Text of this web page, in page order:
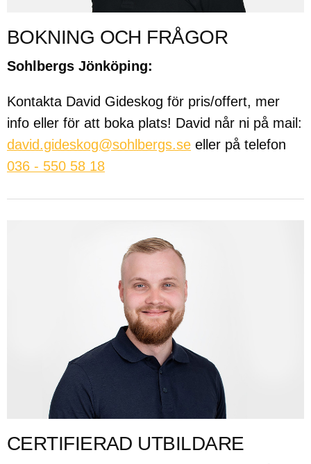
BOKNING OCH FRÅGOR
Sohlbergs Jönköping:
Kontakta David Gideskog för pris/offert, mer
info eller för att boka plats! David når ni på mail:
david.gideskog@sohlbergs.se eller på telefon
036 - 550 58 18
CERTIFIERAD UTBILDARE